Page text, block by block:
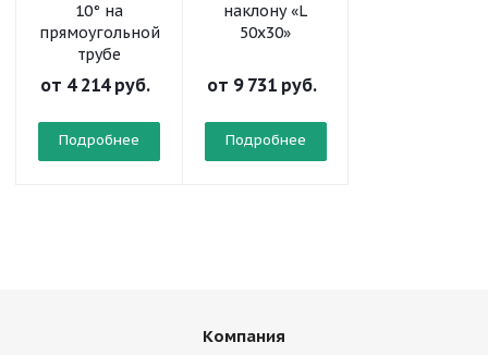
10° на
прямоугольной
трубе
от 4 214 руб.
Подробнее
наклону «L
50x30»
от 9 731 руб.
Подробнее
Компания